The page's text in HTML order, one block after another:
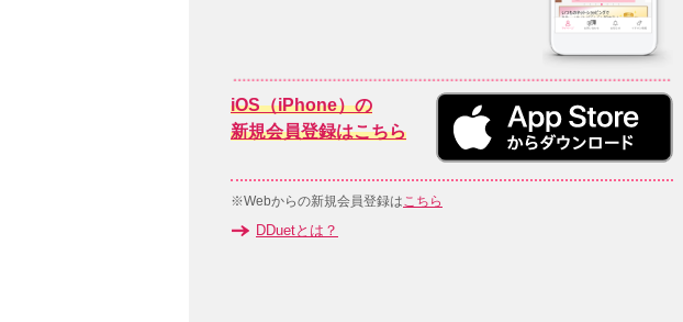
iOS（iPhone）の
新規会員登録はこちら
※Webからの新規会員登録はこちら
DDuetとは？